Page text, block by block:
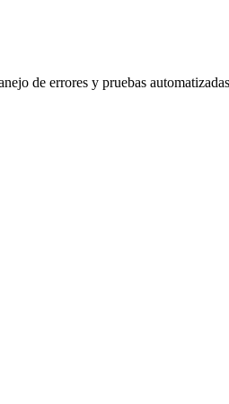
de errores y pruebas